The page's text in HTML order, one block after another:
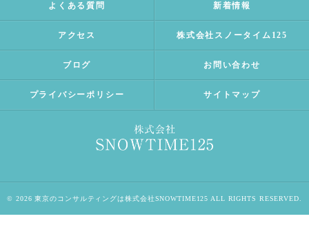
よくある質問 新着情報
アクセス 株式会社スノータイム125
ブログ お問い合わせ
プライバシーポリシー サイトマップ
© 2026 東京のコンサルティングは株式会社SNOWTIME125 ALL RIGHTS RESERVED.